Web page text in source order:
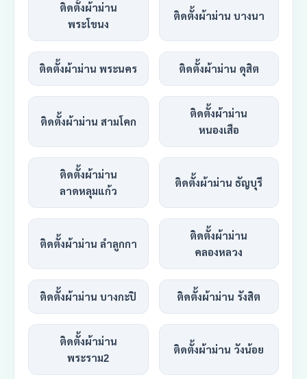
ติดตั้งผ้าม่าน
พระโขนง
ติดตั้งผ้าม่าน บางนา
ติดตั้งผ้าม่าน พระนคร ติดตั้งผ้าม่าน ดุสิต
ติดตั้งผ้าม่าน สามโคก
ติดตั้งผ้าม่าน
หนองเสือ
ติดตั้งผ้าม่าน
ลาดหลุมแก้ว
ติดตั้งผ้าม่าน ธัญบุรี
ติดตั้งผ้าม่าน ลำลูกกา
ติดตั้งผ้าม่าน
คลองหลวง
ติดตั้งผ้าม่าน บางกะปิ ติดตั้งผ้าม่าน รังสิต
ติดตั้งผ้าม่าน
พระราม2
ติดตั้งผ้าม่าน วังน้อย